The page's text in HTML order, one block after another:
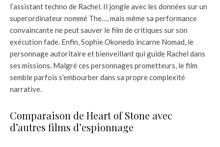
l’assistant techno de Rachel. Il jongle avec les données sur un
superordinateur nommé The…, mais même sa performance
convaincante ne peut sauver le film de critiques sur son
exécution fade. Enfin, Sophie Okonedo incarne Nomad, le
personnage autoritaire et bienveillant qui guide Rachel dans
ses missions. Malgré ces personnages prometteurs, le film
semble parfois s’embourber dans sa propre complexité
narrative.
Comparaison de Heart of Stone avec
d’autres films d’espionnage